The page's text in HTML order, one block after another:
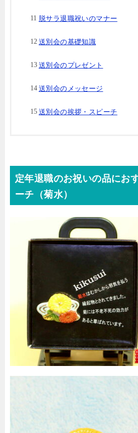
脱サラ退職祝いのマナー
送別会の基礎知識
送別会のプレゼント
送別会のメッセージ
送別会の挨拶・スピーチ
定年退職のお祝いの品にお
ーチ（菊水）